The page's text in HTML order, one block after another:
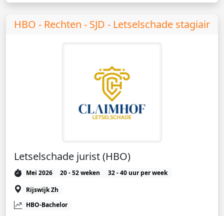
HBO - Rechten - SJD - Letselschade stagiair
Letselschade jurist (HBO)
Mei 2026 20 - 52 weken
32 - 40 uur per week
Rijswijk Zh
HBO-Bachelor